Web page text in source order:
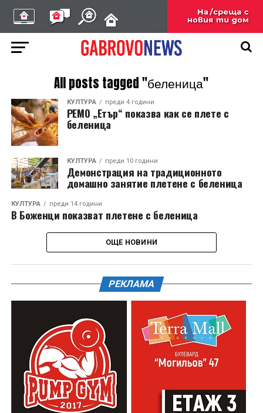
All posts tagged "беленица"
КУЛТУРА преди 4 години
РЕМО „Етър“ показва как се плете с
беленица
КУЛТУРА преди 10 години
Демонстрация на традиционното
домашно занятие плетене с беленица
КУЛТУРА преди 14 години
В Боженци показват плетене с беленица
ОЩЕ НОВИНИ
РЕКЛАМА